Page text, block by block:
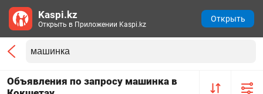
Объявления по запросу машинка в
Kaspi.kz
Открыть в Приложении Kaspi.kz
Открыть